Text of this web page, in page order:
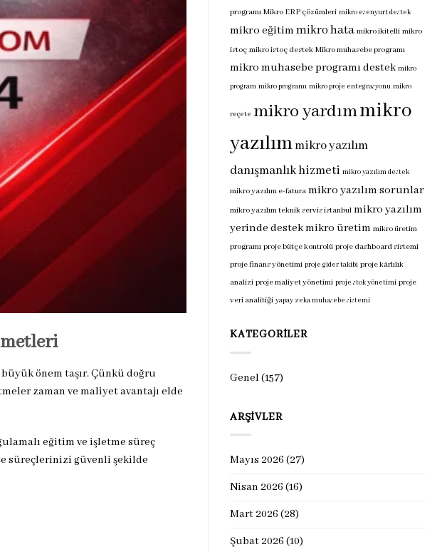
önem taşır. Çünkü doğru
zaman ve maliyet avantajı elde
eğitim ve işletme süreç
süreçlerinizi güvenli şekilde
programı Mikro ERP çözümleri mikro esenyurt destek
mikro eğitimmikro hata mikro ikitelli mikro
istoç mikro istoç destek Mikro muhasebe programı
mikro muhasebe programı destek mikro
program mikro programı mikro proje entegrasyonu mikro
reçete mikro yardımmikro
yazılımmikro yazılım
danışmanlık hizmeti mikro yazılım destek
mikro yazılım e-fatura mikro yazılım sorunlar
mikro yazılım teknik servis istanbul mikro yazılım
yerinde destekmikro üretim mikro üretim
programı proje bütçe kontrolü proje dashboard sistemi
proje finans yönetimi proje gider takibi proje kârlılık
analizi proje maliyet yönetimi proje stok yönetimi proje
veri analitiği yapay zeka muhasebe sistemi
KATEGORILER
Genel(157)
ARŞIVLER
Mayıs 2026 (27)
Nisan 2026 (16)
Mart 2026 (28)
Şubat 2026 (10)